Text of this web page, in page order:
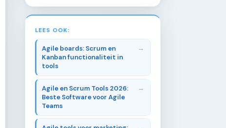
LEES OOK:
Agile boards: Scrum en
Kanban functionaliteit in
tools
Agile en Scrum Tools 2026:
Beste Software voor Agile
Teams